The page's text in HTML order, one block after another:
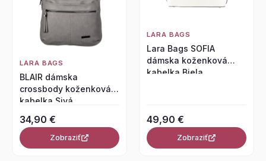
LARA BAGS
BLAIR dámska
crossbody koženková
kabelka Sivá
34,90 €
Zobraziť
LARA BAGS
Lara Bags SOFIA
dámska koženková
kabelka Biela
49,90 €
Zobraziť